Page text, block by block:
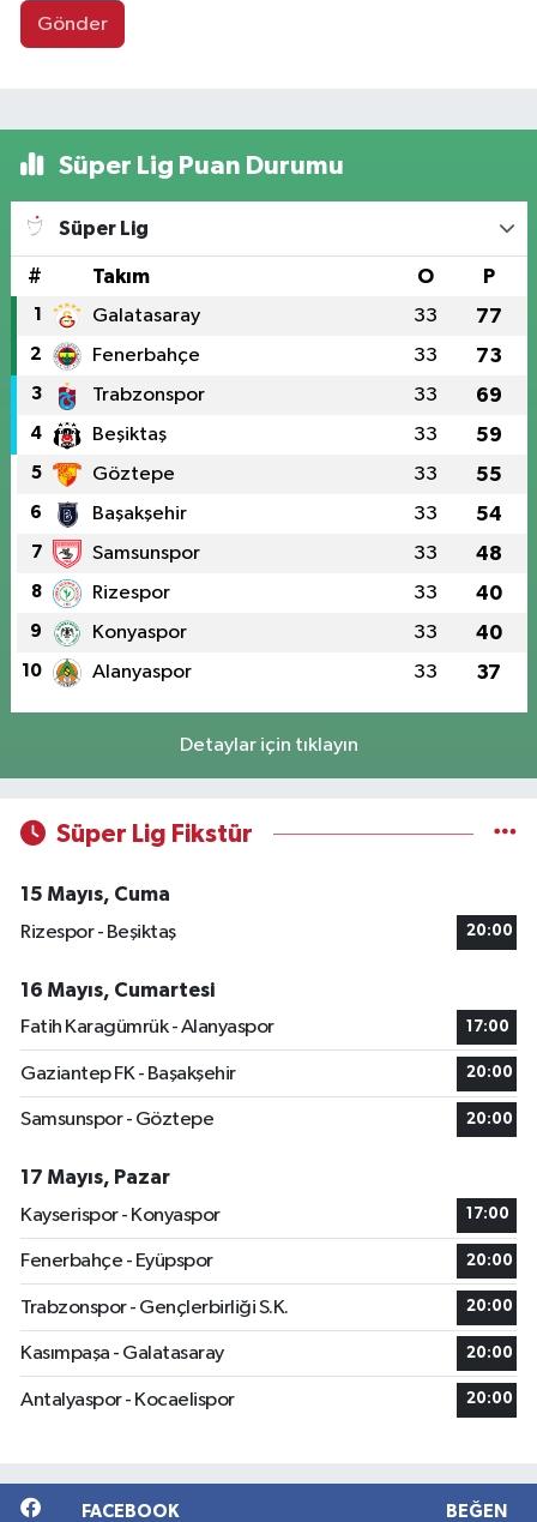
Gönder
Süper Lig Puan Durumu
Süper Lig
# Takım O P
1 Galatasaray 33 77
2 Fenerbahçe 33 73
3 Trabzonspor 33 69
4 Beşiktaş 33 59
5 Göztepe 33 55
6 Başakşehir 33 54
7 Samsunspor 33 48
8 Rizespor 33 40
9 Konyaspor 33 40
10 Alanyaspor 33 37
Detaylar için tıklayın
Süper Lig Fikstür
15 Mayıs, Cuma
Rizespor - Beşiktaş
20:00
16 Mayıs, Cumartesi
Fatih Karagümrük - Alanyaspor
17:00
Gaziantep FK - Başakşehir 20:00
Samsunspor - Göztepe 20:00
17 Mayıs, Pazar
Kayserispor - Konyaspor
17:00
Fenerbahçe - Eyüpspor 20:00
Trabzonspor - Gençlerbirliği S.K. 20:00
Kasımpaşa - Galatasaray 20:00
Antalyaspor - Kocaelispor 20:00
FACEBOOK BEĞEN